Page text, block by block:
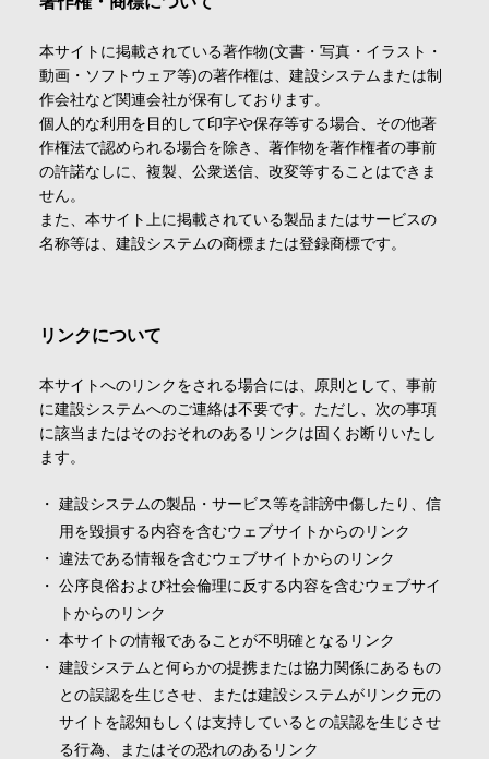
本サイトに掲載されている著作物(文書・写真・イラスト・
動画・ソフトウェア等)の著作権は、建設システムまたは制
作会社など関連会社が保有しております。
個人的な利用を目的して印字や保存等する場合、その他著
作権法で認められる場合を除き、著作物を著作権者の事前
の許諾なしに、複製、公衆送信、改変等することはできま
せん。
また、本サイト上に掲載されている製品またはサービスの
名称等は、建設システムの商標または登録商標です。
リンクについて
本サイトへのリンクをされる場合には、原則として、事前
に建設システムへのご連絡は不要です。ただし、次の事項
に該当またはそのおそれのあるリンクは固くお断りいたし
ます。
建設システムの製品・サービス等を誹謗中傷したり、信
用を毀損する内容を含むウェブサイトからのリンク
違法である情報を含むウェブサイトからのリンク
公序良俗および社会倫理に反する内容を含むウェブサイ
トからのリンク
本サイトの情報であることが不明確となるリンク
建設システムと何らかの提携または協力関係にあるもの
との誤認を生じさせ、または建設システムがリンク元の
サイトを認知もしくは支持しているとの誤認を生じさせ
る行為、またはその恐れのあるリンク